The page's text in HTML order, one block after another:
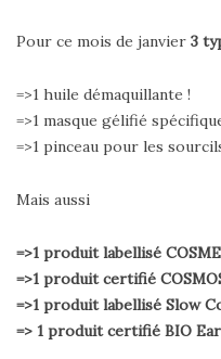
Pour ce mois de janvier 3
=>1 huile démaquillante !
=>1 masque gélifié
=>1 pinceau pour les
Mais aussi
=>1 produit labellisé
=>1 produit certifié
=>1 produit labellisé Slow
=> 1 produit certifié BIO